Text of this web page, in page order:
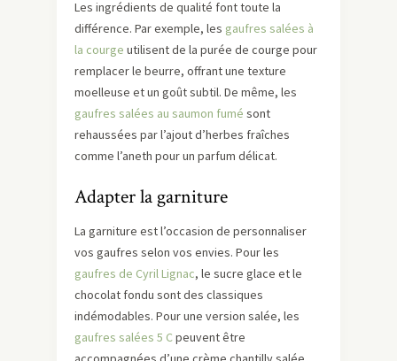
Les ingrédients de qualité font toute la
différence. Par exemple, les gaufres salées à
la courge utilisent de la purée de courge pour
remplacer le beurre, offrant une texture
moelleuse et un goût subtil. De même, les
gaufres salées au saumon fumé sont
rehaussées par l’ajout d’herbes fraîches
comme l’aneth pour un parfum délicat.
Adapter la garniture
La garniture est l’occasion de personnaliser
vos gaufres selon vos envies. Pour les
gaufres de Cyril Lignac, le sucre glace et le
chocolat fondu sont des classiques
indémodables. Pour une version salée, les
gaufres salées 5 Cpeuvent être